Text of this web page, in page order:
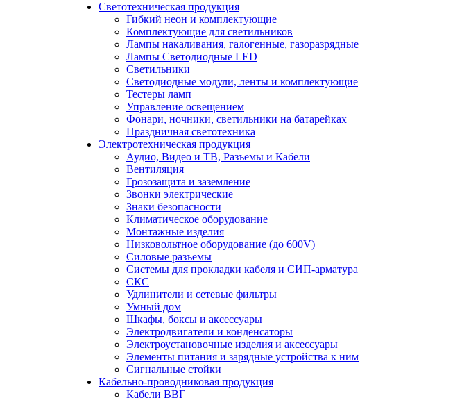
Светотехническая продукция
Гибкий неон и комплектующие
Комплектующие для светильников
Лампы накаливания, галогенные, газоразрядные
Лампы Светодиодные LED
Светильники
Светодиодные модули, ленты и комплектующие
Тестеры ламп
Управление освещением
Фонари, ночники, светильники на батарейках
Праздничная светотехника
Электротехническая продукция
Аудио, Видео и ТВ, Разъемы и Кабели
Вентиляция
Грозозащита и заземление
Звонки электрические
Знаки безопасности
Климатическое оборудование
Монтажные изделия
Низковольтное оборудование (до 600V)
Силовые разъемы
Системы для прокладки кабеля и СИП-арматура
СКС
Удлинители и сетевые фильтры
Умный дом
Шкафы, боксы и аксессуары
Электродвигатели и конденсаторы
Электроустановочные изделия и аксессуары
Элементы питания и зарядные устройства к ним
Сигнальные стойки
Кабельно-проводниковая продукция
Кабели ВВГ